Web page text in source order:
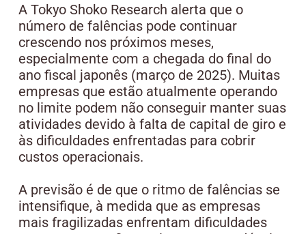
A Tokyo Shoko Research alerta que o
número de falências pode continuar
crescendo nos próximos meses,
especialmente com a chegada do final do
ano fiscal japonês (março de 2025). Muitas
empresas que estão atualmente operando
no limite podem não conseguir manter suas
atividades devido à falta de capital de giro e
às dificuldades enfrentadas para cobrir
custos operacionais.
A previsão é de que o ritmo de falências se
intensifique, à medida que as empresas
mais fragilizadas enfrentam dificuldades